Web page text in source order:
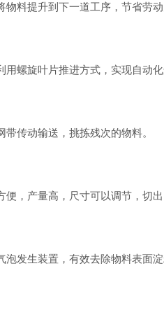
料提升到下一道工序，节省劳
螺旋叶片推进方式，实现自动化
传动输送，挑拣残次的物料。
，产量高，尺寸可以调节，切出
发生装置，有效去除物料表面淀